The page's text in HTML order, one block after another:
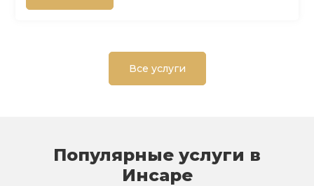
Все услуги
Популярные услуги в
Инсаре